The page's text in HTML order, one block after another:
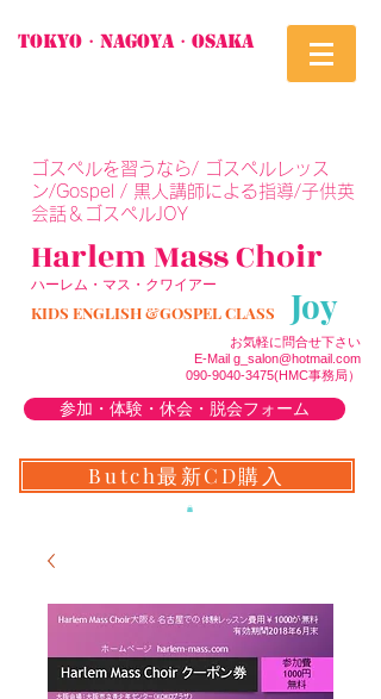
TOKYO・Nagoya・Osaka
​ゴスペルを習うなら/ ゴスペルレッス
ン/Gospel / 黒人講師による指導/子供英
会話＆ゴスペルJOY
Harlem Mass Choir
ハーレム・マス・クワイアー
KIDS ENGLISH &GOSPEL CLASS Joy
お気軽に問合せ下さい
E-Mail g_salon@hotmail.com
090-9040-3475(HMC事務局）
参加・体験・休会・脱会フォーム
Butch最新CD購入